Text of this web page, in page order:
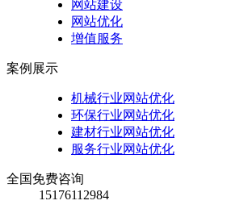
网站建设
网站优化
增值服务
案例展示
机械行业网站优化
环保行业网站优化
建材行业网站优化
服务行业网站优化
全国免费咨询
15176112984